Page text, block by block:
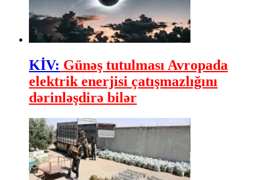
KİV: Günəş tutulması Avropada
elektrik enerjisi çatışmazlığını
dərinləşdirə bilər